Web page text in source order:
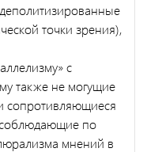
точки зрения),
с
также не могущие
сопротивляющиеся
соблюдающие по
мнений в